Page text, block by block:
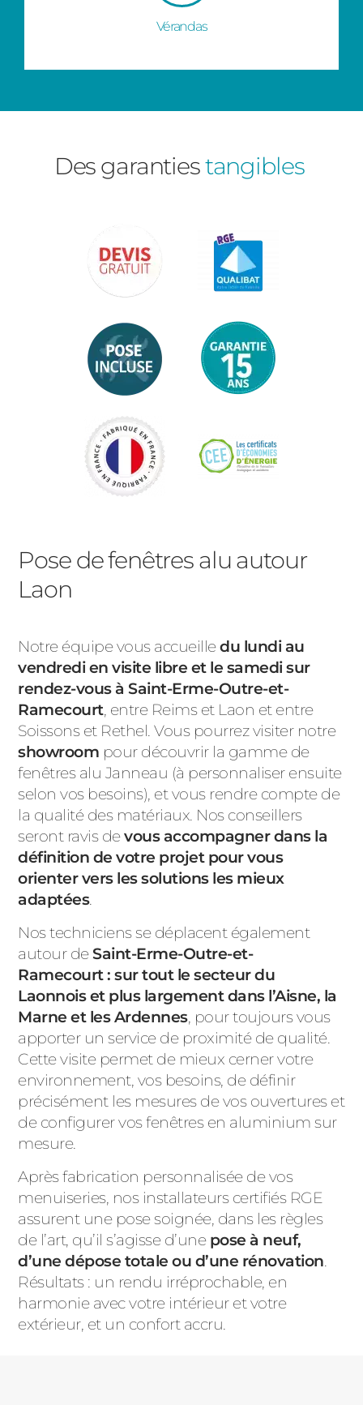
Vérandas
Des garantiestangibles
Pose de fenêtres alu autour
Laon
Notre équipe vous accueilledu lundi au
vendredi en visite libre et le samedi sur
rendez-vous à Saint-Erme-Outre-et-
Ramecourt, entre Reims et Laon et entre
Soissons et Rethel. Vous pourrez visiter notre
showroom pour découvrir la gamme de
fenêtres alu Janneau (à personnaliser ensuite
selon vos besoins), et vous rendre compte de
la qualité des matériaux. Nos conseillers
seront ravis devous accompagner dans la
définition de votre projet pour vous
orienter vers les solutions les mieux
adaptées.
Nos techniciens se déplacent également
autour deSaint-Erme-Outre-et-
Ramecourt : sur tout le secteur du
Laonnois et plus largement dans l’Aisne, la
Marne et les Ardennes, pourtoujours vous
apporter un service de proximité de qualité.
Cette visite permet de mieux cerner votre
environnement, vos besoins, de définir
précisément les mesures de vos ouvertures et
de configurer vos fenêtres en aluminium sur
mesure.
Après fabrication personnalisée de vos
menuiseries, nos installateurs certifiés RGE
assurent une pose soignée, dans les règles
de l’art, qu’il s’agisse d’une pose à neuf,
d’une dépose totale ou d’une rénovation.
Résultats : un rendu irréprochable, en
harmonie avec votre intérieur et votre
extérieur, et un confort accru.